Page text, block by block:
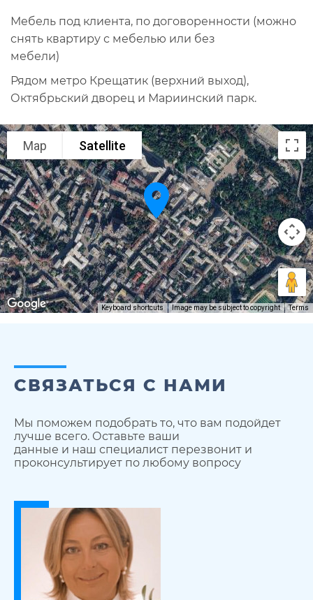
Мебель под клиента, по договоренности (можно
снять квартиру с мебелью или без
мебели)
Рядом метро Крещатик (верхний выход),
Октябрьский дворец и Мариинский парк.
Map Satellite
Keyboard shortcuts Image may be subject to copyright Terms
СВЯЗАТЬСЯ С НАМИ
Мы поможем подобрать то, что вам подойдет
лучше всего. Оставьте ваши
данные и наш специалист перезвонит и
проконсультирует по любому вопросу